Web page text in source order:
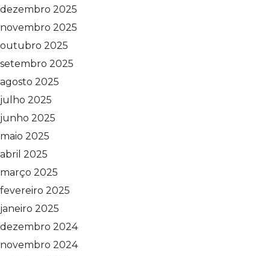
dezembro 2025
novembro 2025
outubro 2025
setembro 2025
agosto 2025
julho 2025
junho 2025
maio 2025
abril 2025
março 2025
fevereiro 2025
janeiro 2025
dezembro 2024
novembro 2024